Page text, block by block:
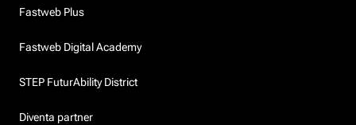
Fastweb Plus
Fastweb Digital Academy
STEP FuturAbility District
Diventa partner